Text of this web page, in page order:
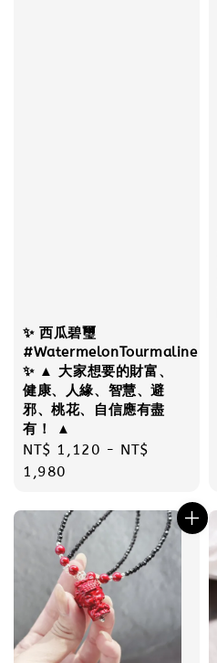
✨ 西瓜碧璽
#WatermelonTourmaline
✨ ▲ 大家想要的財富、
健康、人緣、智慧、避
邪、桃花、自信應有盡
有！ ▲
Regular
price
NT$ 1,120 - NT$
1,980